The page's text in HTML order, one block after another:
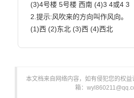
(3)4号楼 5号楼 西南 (4)3 4或4 3
2.提示:风吹来的方向叫作风向。
(1)西 (2)东北 (3)西
本文档来自网络内容，如有侵犯您的权
箱：